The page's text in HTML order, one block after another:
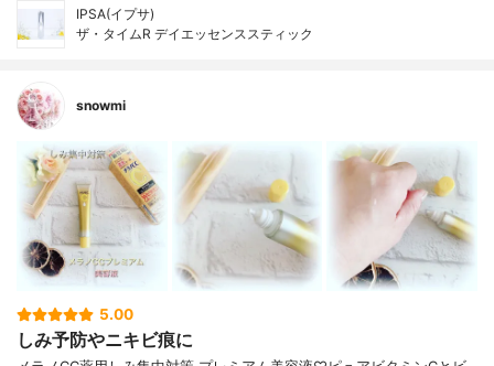
IPSA(イプサ)
ザ・タイムR デイエッセンススティック
snowmi
5.00
しみ予防やニキビ痕に